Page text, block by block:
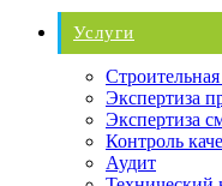
Услуги
Строительная
Экспертиза
Экспертиза
Контроль
Аудит